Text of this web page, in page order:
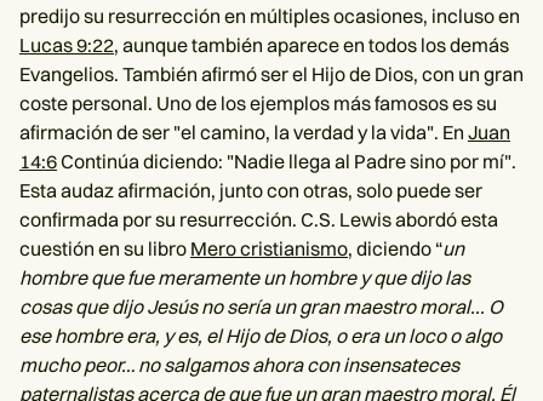
predijo su resurrección en múltiples ocasiones, incluso en
Lucas 9:22, aunque también aparece en todos los demás
Evangelios. También afirmó ser el Hijo de Dios, con un gran
coste personal. Uno de los ejemplos más famosos es su
afirmación de ser "el camino, la verdad y la vida". En Juan
14:6Continúa diciendo: "Nadie llega al Padre sino por mí".
Esta audaz afirmación, junto con otras, solo puede ser
confirmada por su resurrección. C.S. Lewis abordó esta
cuestión en su libro Mero cristianismo, diciendo “un
hombre que fue meramente un hombre y que dijo las
cosas que dijo Jesús no sería un gran maestro moral... O
ese hombre era, y es, el Hijo de Dios, o era un loco o algo
mucho peor… no salgamos ahora con insensateces
paternalistas acerca de que fue un gran maestro moral. Él